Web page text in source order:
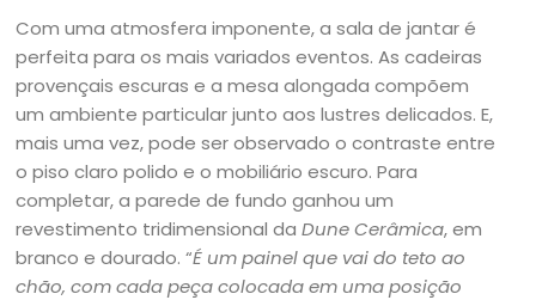
Com uma atmosfera imponente, a sala de jantar é
perfeita para os mais variados eventos. As cadeiras
provençais escuras e a mesa alongada compõem
um ambiente particular junto aos lustres delicados. E,
mais uma vez, pode ser observado o contraste entre
o piso claro polido e o mobiliário escuro. Para
completar, a parede de fundo ganhou um
revestimento tridimensional daDune Cerâmica, em
branco e dourado. “É um painel que vai do teto ao
chão, com cada peça colocada em uma posição